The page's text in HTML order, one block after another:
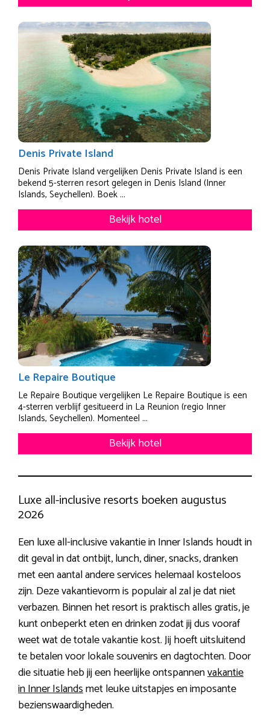
Denis Private Island
Denis Private Island vergelijken Denis Private Island is een
bekend 5-sterren resort gelegen in Denis Island (Inner
Islands, Seychellen). Boek ...
Bekijk hotel
Le Repaire Boutique
Le Repaire Boutique vergelijken Le Repaire Boutique is een
4-sterren verblijf gesitueerd in La Reunion (regio Inner
Islands, Seychellen). Momenteel ...
Bekijk hotel
Luxe all-inclusive resorts boeken augustus
2026
Een luxe all-inclusive vakantie in Inner Islands houdt in
dit geval in dat ontbijt, lunch, diner, snacks, dranken
met een aantal andere services helemaal kosteloos
zijn. Deze vakantievorm is populair al zal je dat niet
verbazen. Binnen het resort is praktisch alles gratis, je
kunt onbeperkt eten en drinken zodat jij dus vooraf
weet wat de totale vakantie kost. Jij hoeft uitsluitend
te betalen voor lokale souvenirs en dagtochten. Door
die situatie heb jij een heerlijke ontspannenvakantie
in Inner Islandsmet leuke uitstapjes en imposante
bezienswaardigheden.